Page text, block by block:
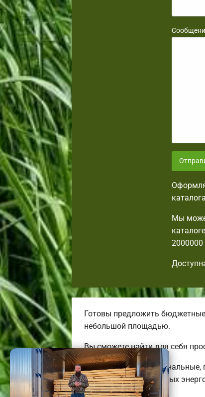
Мы
2000000
Готовы предложить
небольшой площадью.
Вы сможете найти для себя
Мы предлагаем оригинальные,
бюджетных до огромных